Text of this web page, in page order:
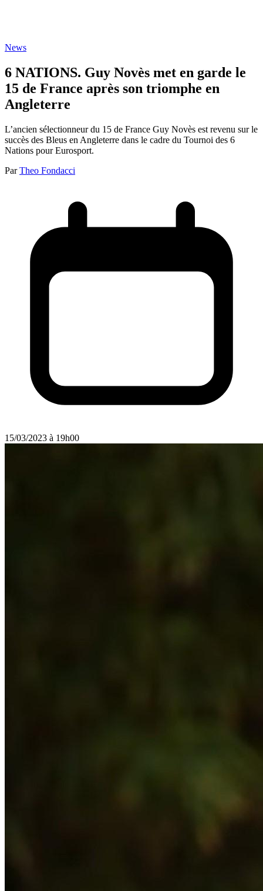
News
6 NATIONS. Guy Novès met en garde le
15 de France après son triomphe en
Angleterre
L’ancien sélectionneur du 15 de France Guy Novès est revenu sur le
succès des Bleus en Angleterre dans le cadre du Tournoi des 6
Nations pour Eurosport.
Par Theo Fondacci
15/03/2023 à 19h00